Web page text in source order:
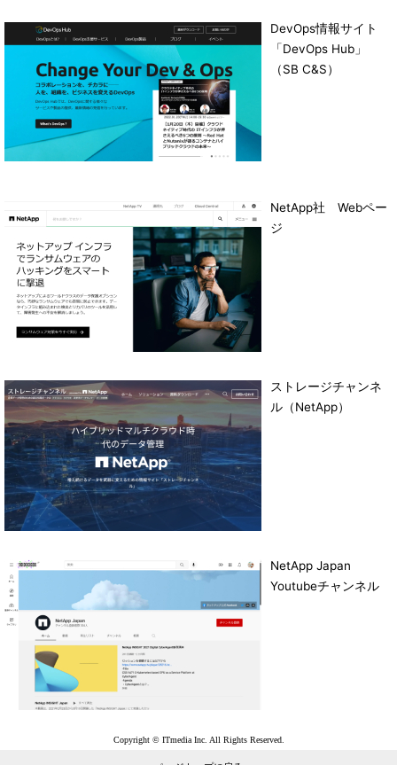
DevOps情報サイト
「DevOps Hub」
（SB C&S）
NetApp社 Webペー
ジ
ストレージチャンネ
ル（NetApp）
NetApp Japan
Youtubeチャンネル
Copyright © ITmedia Inc. All Rights Reserved.